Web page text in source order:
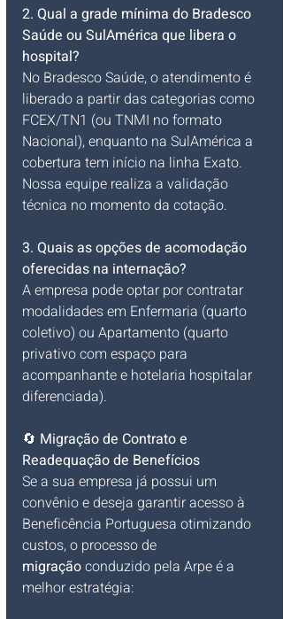
2. Qual a grade mínima do Bradesco
Saúde ou SulAmérica que libera o
hospital?
No Bradesco Saúde, o atendimento é
liberado a partir das categorias como
FCEX/TN1 (ou TNMI no formato
Nacional), enquanto na SulAmérica a
cobertura tem início na linha Exato.
Nossa equipe realiza a validação
técnica no momento da cotação.
3. Quais as opções de acomodação
oferecidas na internação?
A empresa pode optar por contratar
modalidades em Enfermaria (quarto
coletivo) ou Apartamento (quarto
privativo com espaço para
acompanhante e hotelaria hospitalar
diferenciada).
🔄 Migração de Contrato e
Readequação de Benefícios
Se a sua empresa já possui um
convênio e deseja garantir acesso à
Beneficência Portuguesa otimizando
custos, o processo de
migração conduzido pela Arpe é a
melhor estratégia: